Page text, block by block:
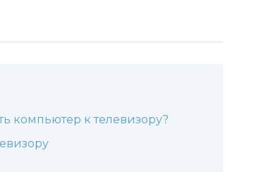
компьютер к телевизору?